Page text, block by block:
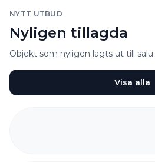
NYTT UTBUD
Nyligen tillagda
Objekt som nyligen lagts ut till salu.
Visa alla